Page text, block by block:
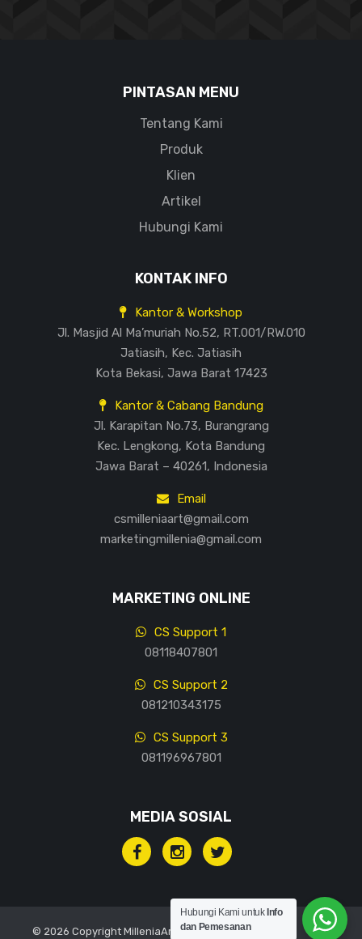
PINTASAN MENU
Tentang Kami
Produk
Klien
Artikel
Hubungi Kami
KONTAK INFO
Kantor & Workshop
Jl. Masjid Al Ma’muriah No.52, RT.001/RW.010
Jatiasih, Kec. Jatiasih
Kota Bekasi, Jawa Barat 17423
Kantor & Cabang Bandung
Jl. Karapitan No.73, Burangrang
Kec. Lengkong, Kota Bandung
Jawa Barat – 40261, Indonesia
Email
csmilleniaart@gmail.com
marketingmillenia@gmail.com
MARKETING ONLINE
CS Support 1
08118407801
CS Support 2
081210343175
CS Support 3
081196967801
MEDIA SOSIAL
© 2026 Copyright MilleniaArt, All rights reserved.
Hubungi Kami untuk Info
dan Pemesanan